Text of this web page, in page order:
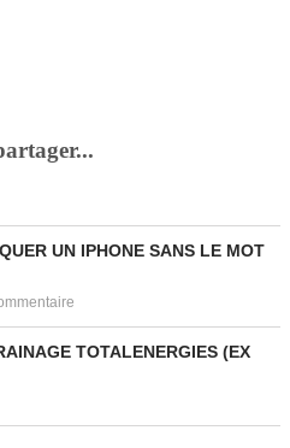
UN IPHONE SANS LE MOT
TOTALENERGIES (EX